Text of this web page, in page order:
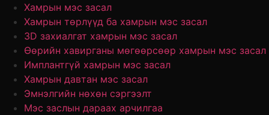
Хамрын мэс засал
Хамрын төрлүүд ба хамрын мэс засал
3D захиалгат хамрын мэс засал
Өөрийн хавирганы мөгөөрсөөр хамрын мэс засал
Имплантгүй хамрын мэс засал
Хамрын давтан мэс засал
Эмнэлгийн нөхөн сэргээлт
Мэс заслын дараах арчилгаа